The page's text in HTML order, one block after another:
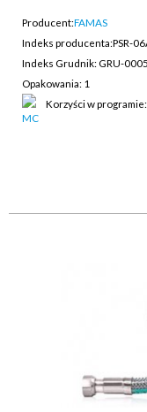
Producent:FAMAS
Indeks producenta:PSR-
Indeks Grudnik: GRU-
Opakowania: 1
Korzyści w